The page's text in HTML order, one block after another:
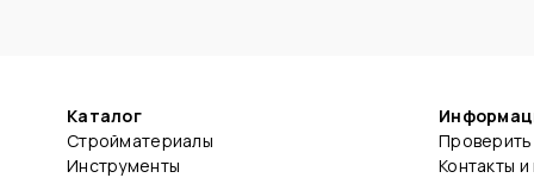
Каталог
Стройматериалы
Инструменты
Проверить
Контакты